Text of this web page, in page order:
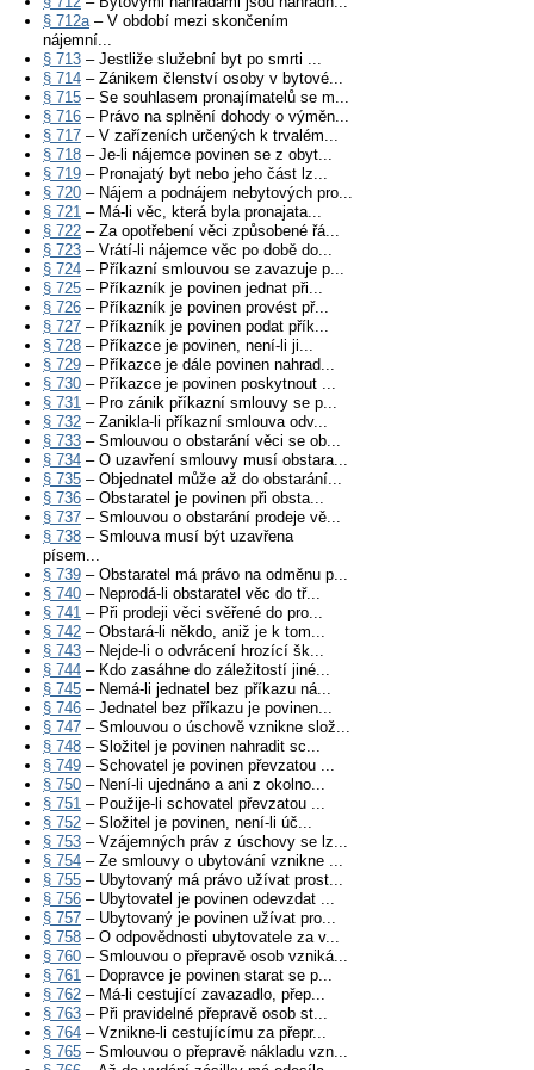
§ 712a– V období mezi skončením
nájemní...
§ 713 – Jestliže služební byt po smrti ...
§ 714 – Zánikem členství osoby v bytové...
§ 715 – Se souhlasem pronajímatelů se m...
§ 716 – Právo na splnění dohody o výměn...
§ 717 – V zařízeních určených k trvalém...
§ 718 – Je-li nájemce povinen se z obyt...
§ 719 – Pronajatý byt nebo jeho část lz...
§ 720 – Nájem a podnájem nebytových pro...
§ 721 – Má-li věc, která byla pronajata...
§ 722 – Za opotřebení věci způsobené řá...
§ 723 – Vrátí-li nájemce věc po době do...
§ 724 – Příkazní smlouvou se zavazuje p...
§ 725 – Příkazník je povinen jednat při...
§ 726 – Příkazník je povinen provést př...
§ 727 – Příkazník je povinen podat přík...
§ 728 – Příkazce je povinen, není-li ji...
§ 729 – Příkazce je dále povinen nahrad...
§ 730 – Příkazce je povinen poskytnout ...
§ 731 – Pro zánik příkazní smlouvy se p...
§ 732 – Zanikla-li příkazní smlouva odv...
§ 733 – Smlouvou o obstarání věci se ob...
§ 734 – O uzavření smlouvy musí obstara...
§ 735 – Objednatel může až do obstarání...
§ 736 – Obstaratel je povinen při obsta...
§ 737 – Smlouvou o obstarání prodeje vě...
§ 738 – Smlouva musí být uzavřena
písem...
§ 739 – Obstaratel má právo na odměnu p...
§ 740 – Neprodá-li obstaratel věc do tř...
§ 741 – Při prodeji věci svěřené do pro...
§ 742 – Obstará-li někdo, aniž je k tom...
§ 743 – Nejde-li o odvrácení hrozící šk...
§ 744 – Kdo zasáhne do záležitostí jiné...
§ 745 – Nemá-li jednatel bez příkazu ná...
§ 746 – Jednatel bez příkazu je povinen...
§ 747 – Smlouvou o úschově vznikne slož...
§ 748 – Složitel je povinen nahradit sc...
§ 749 – Schovatel je povinen převzatou ...
§ 750 – Není-li ujednáno a ani z okolno...
§ 751 – Použije-li schovatel převzatou ...
§ 752 – Složitel je povinen, není-li úč...
§ 753 – Vzájemných práv z úschovy se lz...
§ 754 – Ze smlouvy o ubytování vznikne ...
§ 755 – Ubytovaný má právo užívat prost...
§ 756 – Ubytovatel je povinen odevzdat ...
§ 757 – Ubytovaný je povinen užívat pro...
§ 758 – O odpovědnosti ubytovatele za v...
§ 760 – Smlouvou o přepravě osob vzniká...
§ 761 – Dopravce je povinen starat se p...
§ 762 – Má-li cestující zavazadlo, přep...
§ 763 – Při pravidelné přepravě osob st...
§ 764 – Vznikne-li cestujícímu za přepr...
§ 765 – Smlouvou o přepravě nákladu vzn...